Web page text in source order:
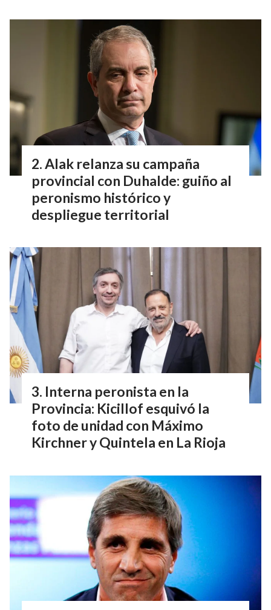
Alak relanza su campaña
provincial con Duhalde: guiño al
peronismo histórico y
despliegue territorial
Interna peronista en la
Provincia: Kicillof esquivó la
foto de unidad con Máximo
Kirchner y Quintela en La Rioja